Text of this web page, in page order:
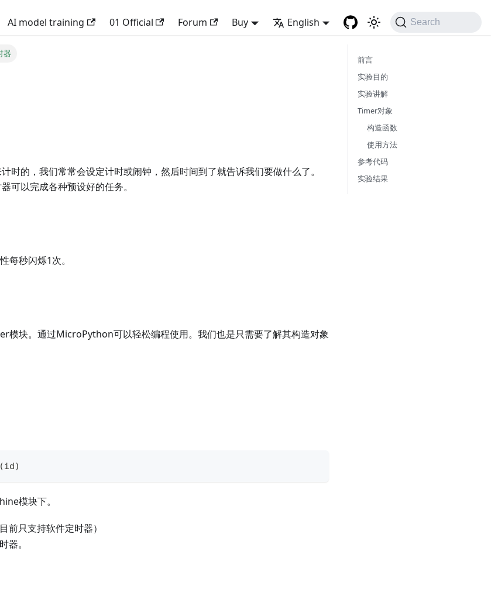
AI model training 01 Official Forum Buy English Search
器
时的，我们常常会设定计时或闹钟，然后时间到了就告诉我们要做什么了。
可以完成各种预设好的任务。
每秒闪烁1次。
模块。通过MicroPython可以轻松编程使用。我们也是只需要了解其构造对象
(id)
模块下。
前只支持软件定时器）
器。
前言
实验目的
实验讲解
Timer对象
构造函数
使用方法
参考代码
实验结果